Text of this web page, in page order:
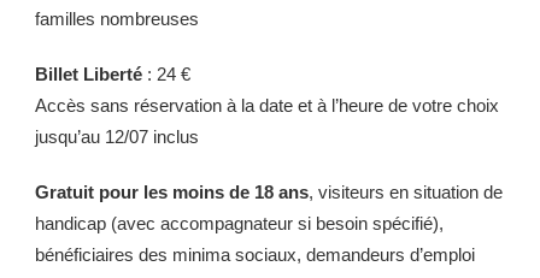
familles nombreuses
Billet Liberté : 24 €
Accès sans réservation à la date et à l’heure de votre choix
jusqu’au 12/07 inclus
Gratuit pour les moins de 18 ans, visiteurs en situation de
handicap (avec accompagnateur si besoin spécifié),
bénéficiaires des minima sociaux, demandeurs d’emploi